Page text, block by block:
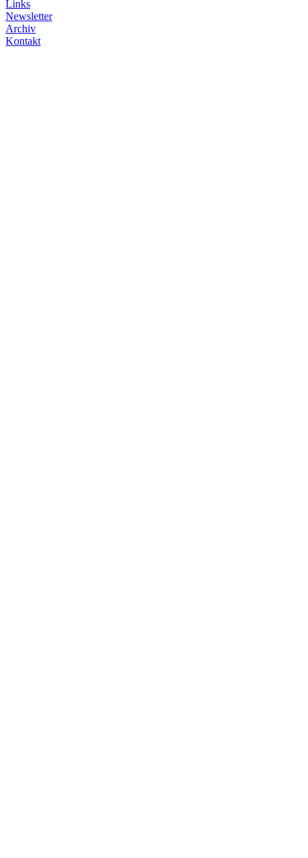
Links
Newsletter
Archiv
Kontakt